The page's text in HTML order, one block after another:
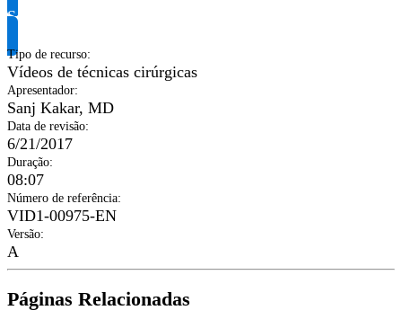
Solicite informação do produto
Tipo de recurso:
Vídeos de técnicas cirúrgicas
Apresentador:
Sanj Kakar, MD
Data de revisão:
6/21/2017
Duração:
08:07
Número de referência:
VID1-00975-EN
Versão:
A
Páginas Relacionadas